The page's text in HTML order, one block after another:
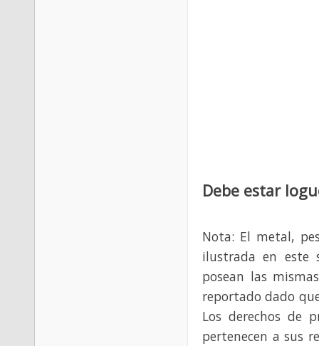
Debe estar
Nota: El metal,
ilustrada en este
posean las
reportado dado
Los derechos de
pertenecen a sus